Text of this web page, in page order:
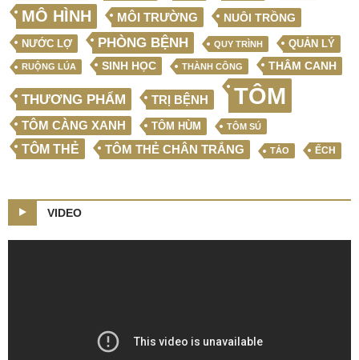
MÔ HÌNH MÔI TRƯỜNG NUÔI TRỒNG
NƯỚC LỢ PHÒNG BỆNH QUY TRÌNH QUẢN LÝ
RUỘNG LÚA SINH HỌC THÀNH CÔNG THÂM CANH
THƯƠNG PHẨM TRỊ BỆNH TÔM
TÔM CÀNG XANH TÔM HÙM TÔM SÚ
TÔM THẺ TÔM THẺ CHÂN TRẮNG TẢO ẾCH
VIDEO